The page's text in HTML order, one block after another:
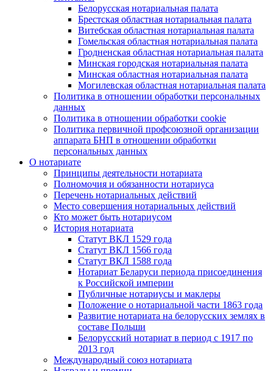
Белорусская нотариальная палата
Брестская областная нотариальная палата
Витебская областная нотариальная палата
Гомельская областная нотариальная палата
Гродненская областная нотариальная палата
Минская городская нотариальная палата
Минская областная нотариальная палата
Могилевская областная нотариальная палата
Политика в отношении обработки персональных
данных
Политика в отношении обработки cookie
Политика первичной профсоюзной организации
аппарата БНП в отношении обработки
персональных данных
О нотариате
Принципы деятельности нотариата
Полномочия и обязанности нотариуса
Перечень нотариальных действий
Место совершения нотариальных действий
Кто может быть нотариусом
История нотариата
Статут ВКЛ 1529 года
Статут ВКЛ 1566 года
Статут ВКЛ 1588 года
Нотариат Беларуси периода присоединения
к Российской империи
Публичные нотариусы и маклеры
Положение о нотариальной части 1863 года
Развитие нотариата на белорусских землях в
составе Польши
Белорусский нотариат в период с 1917 по
2013 год
Международный союз нотариата